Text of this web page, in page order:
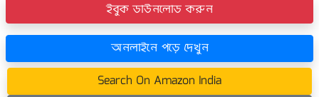
ইবুক ডাউনলোড করুন
অনলাইনে পড়ে দেখুন
Search On Amazon India